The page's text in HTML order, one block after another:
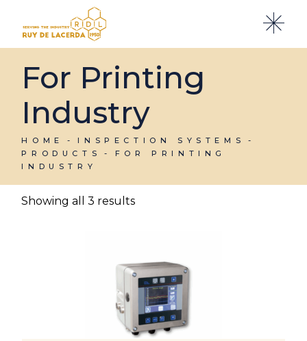
content
For Printing
Industry
HOME
INSPECTION SYSTEMS
PRODUCTS
FOR PRINTING
INDUSTRY
Showing all 3 results